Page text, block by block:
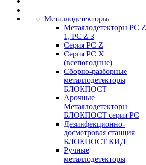
Металлодетекторы
Металлодетекторы РС Z
1, PC Z 3
Серия РС Z
Серия РС X
(всепогодные)
Сборно-разборные
металлодетекторы
БЛОКПОСТ
Арочные
Металлодетекторы
БЛОКПОСТ серия РС
Дезинфекционно-
досмотровая станция
БЛОКПОСТ КИД
Ручные
металлодетекторы